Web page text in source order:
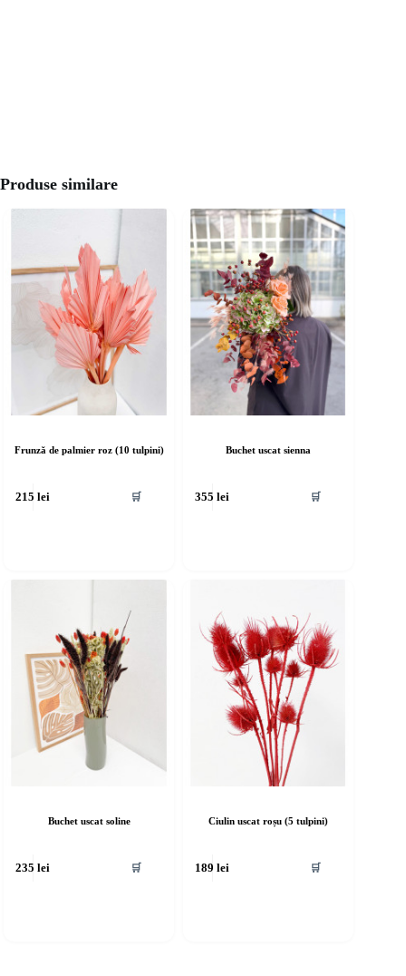
Produse similare
Frunză de palmier roz (10 tulpini)
215lei 🛒
Buchet uscat sienna
355lei 🛒
Buchet uscat soline
235lei 🛒
Ciulin uscat roșu (5 tulpini)
189lei 🛒